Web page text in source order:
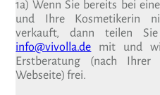
1a) Wenn Sie bereits bei
und Ihre Kosmetikerin
verkauft, dann teilen
info@vivolla.de mit und
Erstberatung (nach Ihrer
Webseite) frei.